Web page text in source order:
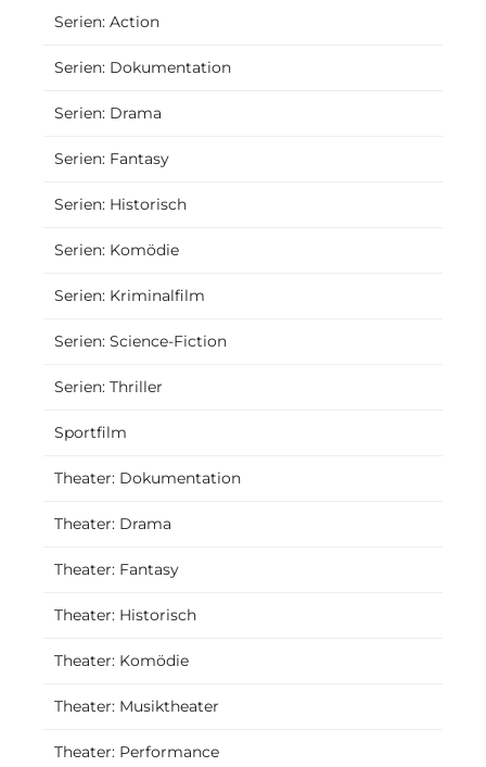
Serien: Action
Serien: Dokumentation
Serien: Drama
Serien: Fantasy
Serien: Historisch
Serien: Komödie
Serien: Kriminalfilm
Serien: Science-Fiction
Serien: Thriller
Sportfilm
Theater: Dokumentation
Theater: Drama
Theater: Fantasy
Theater: Historisch
Theater: Komödie
Theater: Musiktheater
Theater: Performance